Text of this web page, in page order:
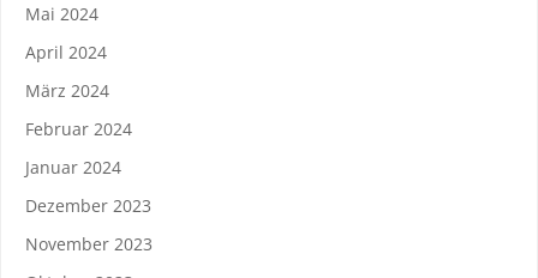
Mai 2024
April 2024
März 2024
Februar 2024
Januar 2024
Dezember 2023
November 2023